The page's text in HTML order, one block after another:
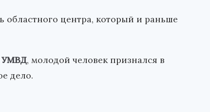
центра, который и раньше
УМВД, молодой человек признался в
дело.